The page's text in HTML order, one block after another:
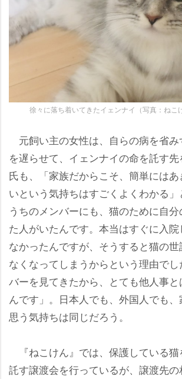
徐々に落ち着いてきたイェンナイ（写真：ねこ
元飼い主の女性は、自らの病を省み
を遅らせて、イェンナイの命を託す
氏も、「家族だからこそ、簡単には
いという気持ちはすごくよくわかる
うちのメンバーにも、猫のために自
た人がいたんです。本当はすぐに入
なかったんですが、そうすると猫の
なくなってしまうからという理由で
バーを見てきたから、とても他人事
んです」。日本人でも、外国人でも
思う気持ちは同じだろう。
『ねこけん』では、保護している猫
託す譲渡会を行っているが、譲渡先の